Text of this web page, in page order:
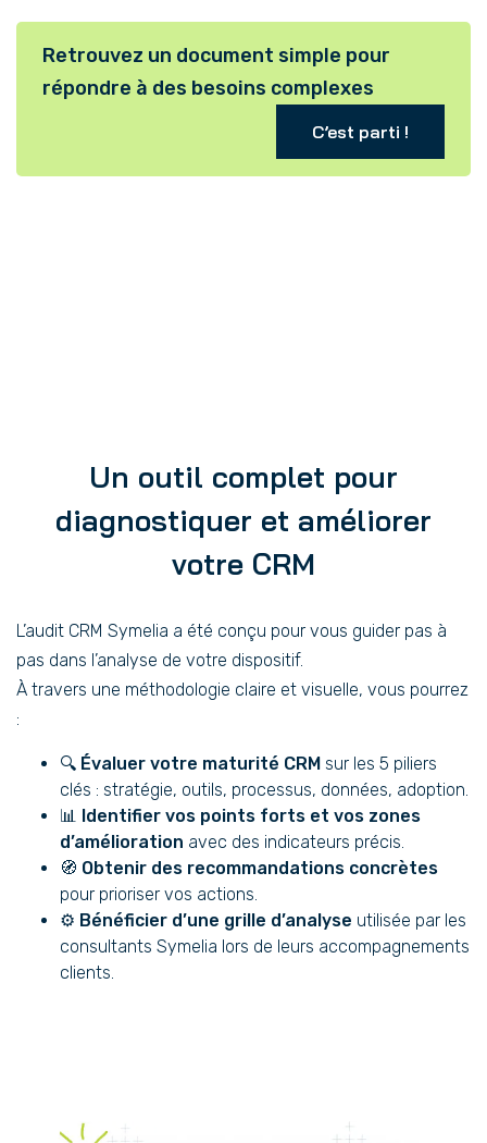
Retrouvez un document simple pour
répondre à des besoins complexes
C’est parti !
Un outil complet pour
diagnostiquer et améliorer
votre CRM
L’audit CRM Symelia a été conçu pour vous guider pas à
pas dans l’analyse de votre dispositif.
À travers une méthodologie claire et visuelle, vous pourrez
:
🔍 Évaluer votre maturité CRM sur les 5 piliers
clés : stratégie, outils, processus, données, adoption.
📊 Identifier vos points forts et vos zones
d’amélioration avec des indicateurs précis.
🧭 Obtenir des recommandations concrètes
pour prioriser vos actions.
⚙️ Bénéficier d’une grille d’analyse utilisée par les
consultants Symelia lors de leurs accompagnements
clients.